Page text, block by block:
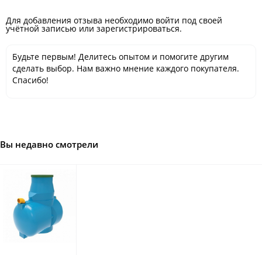
Для добавления отзыва необходимо войти под своей
учётной записью или зарегистрироваться.
Будьте первым! Делитесь опытом и помогите другим
сделать выбор. Нам важно мнение каждого покупателя.
Спасибо!
Вы недавно смотрели